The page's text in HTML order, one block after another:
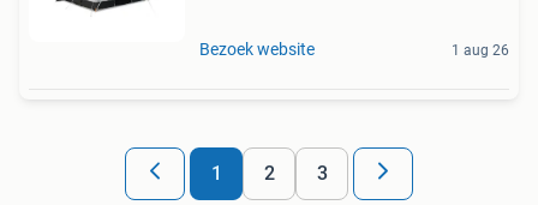
Bezoek website 1 aug 26
1 2 3